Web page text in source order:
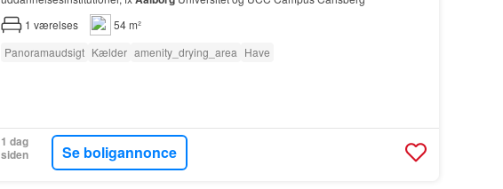
1 værelses
54 m²
Panoramaudsigt Kælder amenity_drying_area Have
1 dag
siden
Se boligannonce